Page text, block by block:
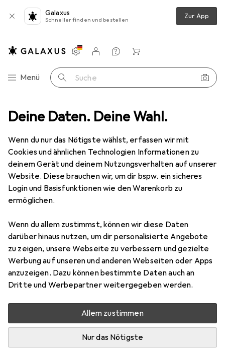
Deine Daten. Deine Wahl.
Wenn du nur das Nötigste wählst, erfassen wir mit
Cookies und ähnlichen Technologien Informationen zu
deinem Gerät und deinem Nutzungsverhalten auf unserer
Website. Diese brauchen wir, um dir bspw. ein sicheres
Login und Basisfunktionen wie den Warenkorb zu
ermöglichen.
Wenn du allem zustimmst, können wir diese Daten
darüber hinaus nutzen, um dir personalisierte Angebote
zu zeigen, unsere Webseite zu verbessern und gezielte
Werbung auf unseren und anderen Webseiten oder Apps
anzuzeigen. Dazu können bestimmte Daten auch an
Dritte und Werbepartner weitergegeben werden.
Allem zustimmen
Nur das Nötigste
Galaxus
Schneller finden und bestellen Zur App
Navigation nach Kategorien
Menü Suche
Einstellungen
Kundenkonto
Vergleichslisten
Merklisten
Warenkorb
Gartenmöbel Gartenlounge
12 Bilder
Beliani Ragusa
Mehr von Beliani
Aktuell nicht lieferbar
Benachrichtigen, wenn lieferbar
Vergleichen
Kostenloser Versand ab 30,– i